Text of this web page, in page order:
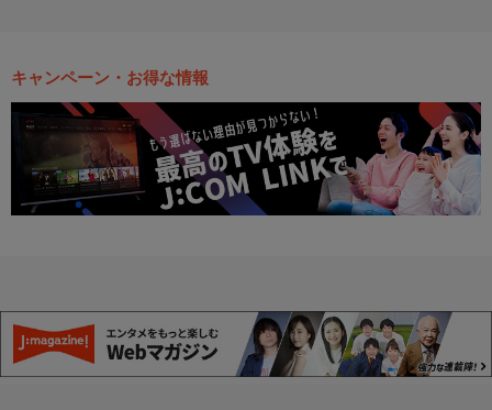
キャンペーン・お得な情報